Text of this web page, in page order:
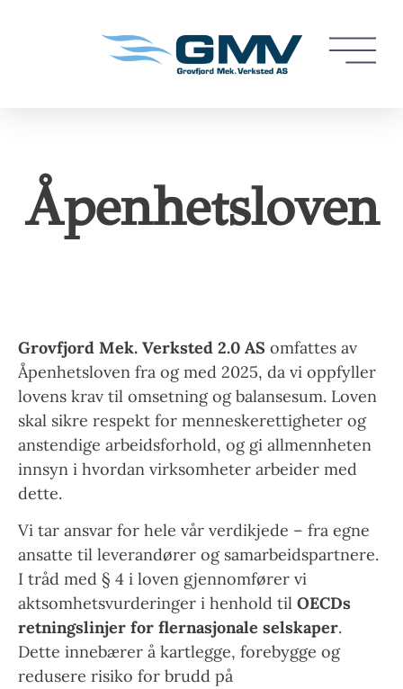
Åpenhetsloven
Grovfjord Mek. Verksted 2.0 AS omfattes av
Åpenhetsloven fra og med 2025, da vi oppfyller
lovens krav til omsetning og balansesum. Loven
skal sikre respekt for menneskerettigheter og
anstendige arbeidsforhold, og gi allmennheten
innsyn i hvordan virksomheter arbeider med
dette.
Vi tar ansvar for hele vår verdikjede – fra egne
ansatte til leverandører og samarbeidspartnere.
I tråd med § 4 i loven gjennomfører vi
aktsomhetsvurderinger i henhold til OECDs
retningslinjer for flernasjonale selskaper.
Dette innebærer å kartlegge, forebygge og
redusere risiko for brudd på